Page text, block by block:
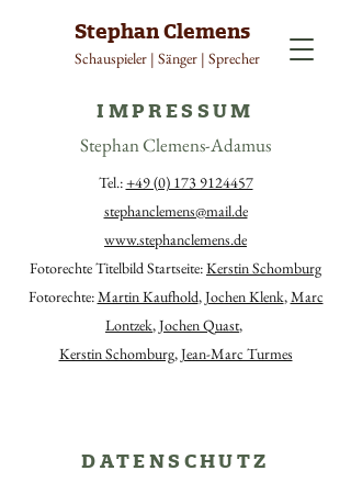
Stephan Clemens
Schauspieler | Sänger | Sprecher
IMPRESSUM
Stephan Clemens-Adamus
Tel.:+49 (0) 173 9124457
stephanclemens@mail.de
www.stephanclemens.de
Fotorechte Titelbild Startseite:Kerstin Schomburg
Fotorechte:Martin Kaufhold,Jochen Klenk,Marc
Lontzek,Jochen Quast,
Kerstin Schomburg,Jean-Marc Turmes
DATENSCHUTZ